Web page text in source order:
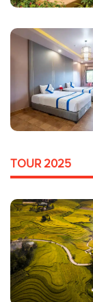
TOUR 2025